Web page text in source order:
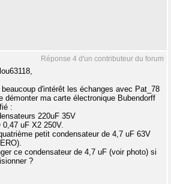
Réponse 4 d'un contributeur du forum
d'intérêt les échanges avec Pat_78
démonter ma carte électronique Bubendorff
:
220uF 35V
uF X2 250V.
petit condensateur de 4,7 uF 63V
ce condensateur de 4,7 uF (voir photo) si
?